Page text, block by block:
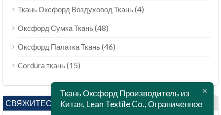
Ткань Оксфорд Воздуховод Ткань(4)
Оксфорд Сумка Ткань(48)
Оксфорд Палатка Ткань(46)
Cordura ткань(15)
СВЯЖИТЕСЬ С НАМИ
Ткань Оксфорд Производитель из
Китая, Lean Textile Co., Ограниченное